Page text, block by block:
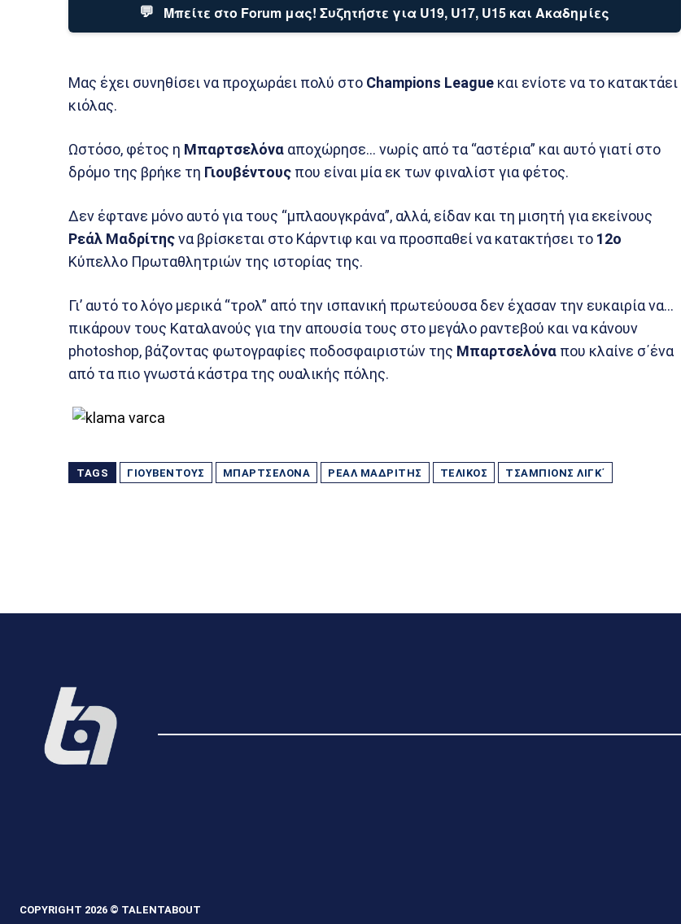
💬 Μπείτε στο Forum μας! Συζητήστε για U19, U17, U15 και Ακαδημίες
Μας έχει συνηθίσει να προχωράει πολύ στο Champions League και ενίοτε να το κατακτάει
κιόλας.
Ωστόσο, φέτος η Μπαρτσελόνα αποχώρησε… νωρίς από τα “αστέρια” και αυτό γιατί στο
δρόμο της βρήκε τη Γιουβέντους που είναι μία εκ των φιναλίστ για φέτος.
Δεν έφτανε μόνο αυτό για τους “μπλαουγκράνα”, αλλά, είδαν και τη μισητή για εκείνους
Ρεάλ Μαδρίτηςνα βρίσκεται στο Κάρντιφ και να προσπαθεί να κατακτήσει το 12ο
Κύπελλο Πρωταθλητριών της ιστορίας της.
Γι’ αυτό το λόγο μερικά “τρολ” από την ισπανική πρωτεύουσα δεν έχασαν την ευκαιρία να…
πικάρουν τους Καταλανούς για την απουσία τους στο μεγάλο ραντεβού και να κάνουν
photoshop, βάζοντας φωτογραφίες ποδοσφαιριστών της Μπαρτσελόνα που κλαίνε σ΄ένα
από τα πιο γνωστά κάστρα της ουαλικής πόλης.
TAGS ΓΙΟΥΒΈΝΤΟΥΣ ΜΠΑΡΤΣΕΛΌΝΑ ΡΕΆΛ ΜΑΔΡΊΤΗΣ ΤΕΛΊΚΟΣ ΤΣΆΜΠΙΟΝΣ ΛΙΓΚ΄
COPYRIGHT 2026 © TALENTABOUT